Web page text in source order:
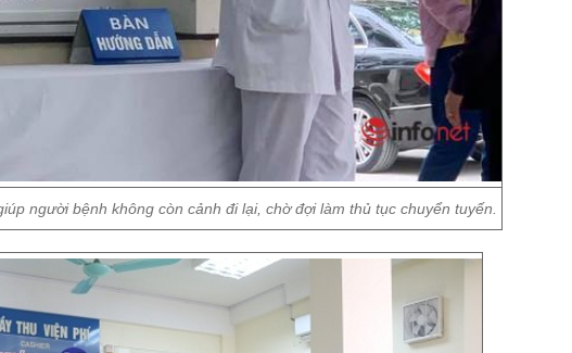
người bệnh không còn cảnh đi lại, chờ đợi làm thủ tục chuyển tuyến.